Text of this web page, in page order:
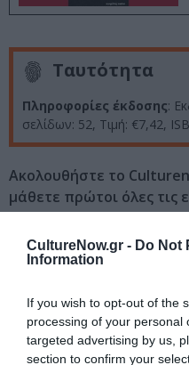
CultureNow.gr - Do Not
Information
If you wish to opt-out of the
processing of your personal
targeted advertising by us,
section to confirm your
Ταυτότητα
Πληροφορίες έκδοσης:
σελίδων: 52, Τιμή: €7,42,
Ακολουθήστε το
μάθετε πρώτοι όλες τις
Δείτε όλα τα
τελευταία
Πολιτισμό στο
Νέοι Διαγωνισμοί
Tags